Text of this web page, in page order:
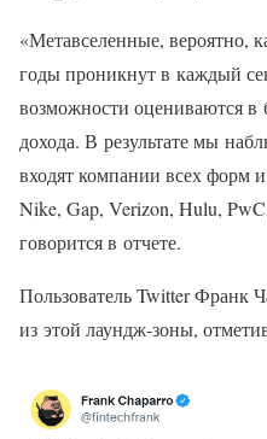
«Метавселенные, вероятно,
годы проникнут в каждый
возможности оцениваются в
дохода. В результате мы
входят компании всех форм
Nike, Gap, Verizon, Hulu,
говорится в отчете.
Пользователь Twitter Франк
из этой лаундж-зоны,